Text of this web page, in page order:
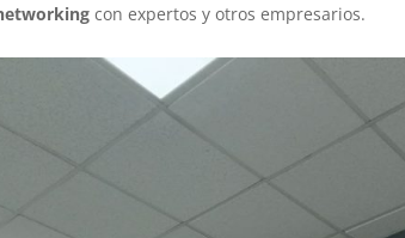
con expertos y otros empresarios.